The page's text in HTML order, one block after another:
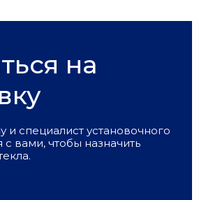
на
и специалист установочного
с вами, чтобы назначить